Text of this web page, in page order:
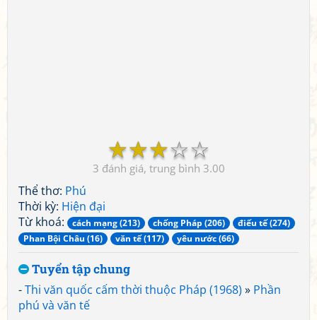
☆
☆
☆
☆
☆
3 3.00
Thể thơ: Phú
Thời kỳ: Hiện đại
Từ khoá:
cách mạng (213) chống Pháp (206)
điếu tế (274)
Phan Bội Châu (16)
văn tế (117) yêu nước (66)
Tuyển tập chung
-Thi văn quốc cấm thời thuộc Pháp (1968) » Phần
phú và văn tế